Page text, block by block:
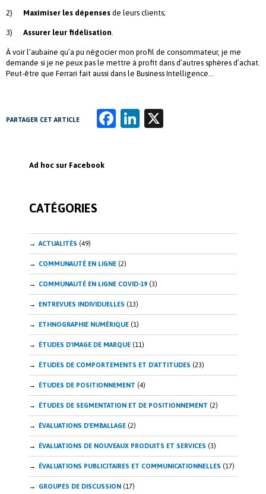
2) Maximiser les dépenses de leurs clients;
3) Assurer leur fidélisation.
À voir l’aubaine qu’a pu négocier mon profil de consommateur, je me
demande si je ne peux pas le mettre à profit dans d’autres sphères d’achat.
Peut-être que Ferrari fait aussi dans le Business Intelligence…
PARTAGER CET ARTICLE
Fa Li
Ad hoc sur Facebook
CATÉGORIES
ACTUALITÉS (49)
COMMUNAUTÉ EN LIGNE (2)
COMMUNAUTÉ EN LIGNE COVID-19 (3)
ENTREVUES INDIVIDUELLES (13)
ETHNOGRAPHIE NUMÉRIQUE (1)
ÉTUDES D'IMAGE DE MARQUE (11)
ÉTUDES DE COMPORTEMENTS ET D'ATTITUDES (23)
ÉTUDES DE POSITIONNEMENT (4)
ÉTUDES DE SEGMENTATION ET DE POSITIONNEMENT (2)
ÉVALUATIONS D'EMBALLAGE (2)
ÉVALUATIONS DE NOUVEAUX PRODUITS ET SERVICES (3)
ÉVALUATIONS PUBLICITAIRES ET COMMUNICATIONNELLES (17)
GROUPES DE DISCUSSION (17)